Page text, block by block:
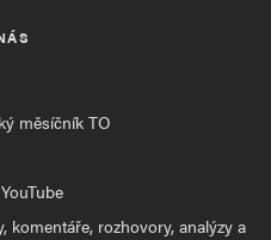
měsíčník TO
komentáře, rozhovory, analýzy a